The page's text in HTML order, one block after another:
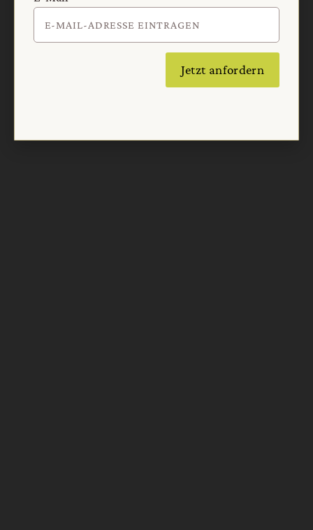
Jetzt anfordern